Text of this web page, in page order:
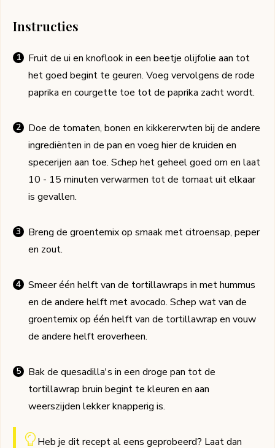
Instructies
Fruit de ui en knoflook in een beetje olijfolie aan tot
het goed begint te geuren. Voeg vervolgens de rode
paprika en courgette toe tot de paprika zacht wordt.
Doe de tomaten, bonen en kikkererwten bij de andere
ingrediënten in de pan en voeg hier de kruiden en
specerijen aan toe. Schep het geheel goed om en laat
10 - 15 minuten verwarmen tot de tomaat uit elkaar
is gevallen.
Breng de groentemix op smaak met citroensap, peper
en zout.
Smeer één helft van de tortillawraps in met hummus
en de andere helft met avocado. Schep wat van de
groentemix op één helft van de tortillawrap en vouw
de andere helft eroverheen.
Bak de quesadilla's in een droge pan tot de
tortillawrap bruin begint te kleuren en aan
weerszijden lekker knapperig is.
Heb je dit recept al eens geprobeerd? Laat dan